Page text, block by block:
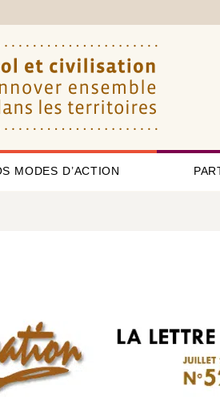
MODES D’ACTION